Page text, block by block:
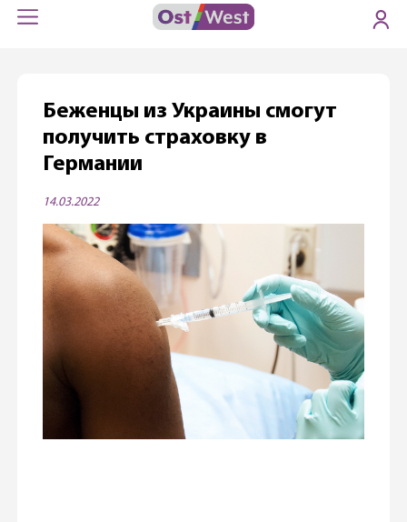
Беженцы из Украины смогут
получить страховку в
Германии
14.03.2022